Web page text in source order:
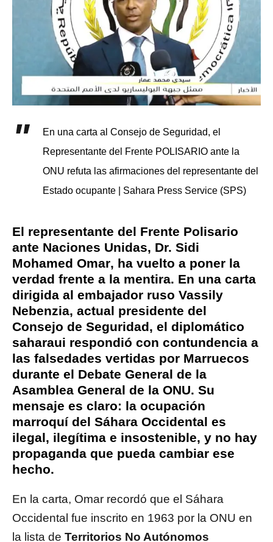
En una carta al Consejo de Seguridad, el
Representante del Frente POLISARIO ante la
ONU refuta las afirmaciones del representante del
Estado ocupante | Sahara Press Service (SPS)
El representante del Frente Polisario
ante Naciones Unidas, Dr. Sidi
Mohamed Omar, ha vuelto a poner la
verdad frente a la mentira. En una carta
dirigida al embajador ruso Vassily
Nebenzia, actual presidente del
Consejo de Seguridad, el diplomático
saharaui respondió con contundencia a
las falsedades vertidas por Marruecos
durante el Debate General de la
Asamblea General de la ONU. Su
mensaje es claro: la ocupación
marroquí del Sáhara Occidental es
ilegal, ilegítima e insostenible, y no hay
propaganda que pueda cambiar ese
hecho.
En la carta, Omar recordó que el Sáhara
Occidental fue inscrito en 1963 por la ONU en
la lista de Territorios No Autónomos